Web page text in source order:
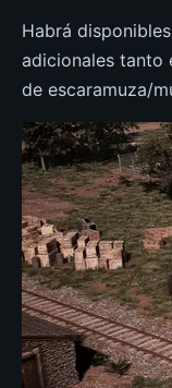
Habrá
adicionales tanto
de escaramuza/